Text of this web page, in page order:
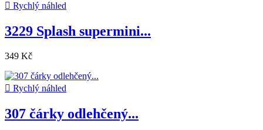
 Rychlý náhled
3229 Splash supermini...
349 Kč
 Rychlý náhled
307 čárky odlehčený...